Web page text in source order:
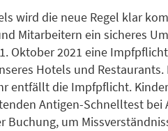
wird die neue Regel klar
Mitarbeitern ein sicheres
Oktober 2021 eine
Hotels und Restaurants.
entfällt die Impfpflicht.
Antigen-Schnelltest bei
Buchung, um